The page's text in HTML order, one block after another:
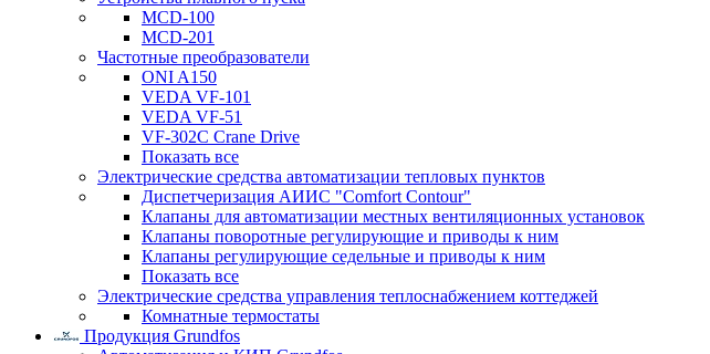
MCD-100
MCD-201
Частотные преобразователи
ONI A150
VEDA VF-101
VEDA VF-51
VF-302C Crane Drive
Показать все
Электрические средства автоматизации тепловых пунктов
Диспетчеризация АИИС "Comfort Contour"
Клапаны для автоматизации местных вентиляционных установок
Клапаны поворотные регулирующие и приводы к ним
Клапаны регулирующие седельные и приводы к ним
Показать все
Электрические средства управления теплоснабжением коттеджей
Комнатные термостаты
Продукция Grundfos